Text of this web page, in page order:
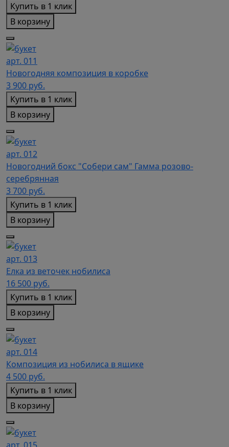
Купить в 1 клик
В корзину
арт. 011
Новогодняя композиция в коробке
3 900 руб.
Купить в 1 клик
В корзину
арт. 012
Новогодний бокс "Собери сам" Гамма розово-
серебрянная
3 700 руб.
Купить в 1 клик
В корзину
арт. 013
Елка из веточек нобилиса
16 500 руб.
Купить в 1 клик
В корзину
арт. 014
Композиция из нобилиса в ящике
4 500 руб.
Купить в 1 клик
В корзину